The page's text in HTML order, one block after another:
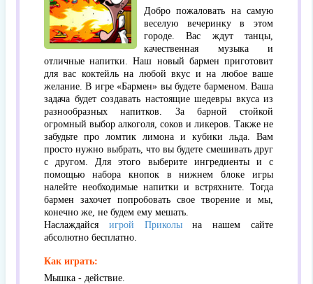
Добро пожаловать на самую
веселую вечеринку в этом
городе. Вас ждут танцы,
качественная музыка и
отличные напитки. Наш новый бармен приготовит
для вас коктейль на любой вкус и на любое ваше
желание. В игре «Бармен» вы будете барменом. Ваша
задача будет создавать настоящие шедевры вкуса из
разнообразных напитков. За барной стойкой
огромный выбор алкоголя, соков и ликеров. Также не
забудьте про ломтик лимона и кубики льда. Вам
просто нужно выбрать, что вы будете смешивать друг
с другом. Для этого выберите ингредиенты и с
помощью набора кнопок в нижнем блоке игры
налейте необходимые напитки и встряхните. Тогда
бармен захочет попробовать свое творение и мы,
конечно же, не будем ему мешать.
Наслаждайся игрой Приколына нашем сайте
абсолютно бесплатно.
Как играть:
Мышка - действие.